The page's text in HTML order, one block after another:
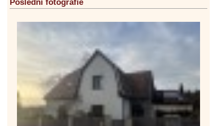
Poslední fotografie